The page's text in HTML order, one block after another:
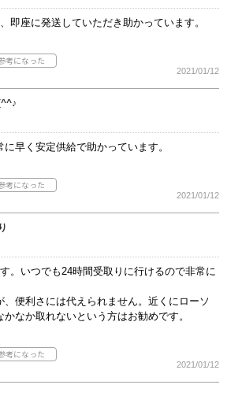
即座に発送していただき助かっています。
2021/01/12
早く安定供給で助かっています。
2021/01/12
。いつでも24時間受取りに行けるので非常に
、便利さには代えられません。近くにローソ
なか取れないという方はお勧めです。
2021/01/12